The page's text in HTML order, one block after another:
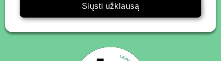
Siųsti užklausą